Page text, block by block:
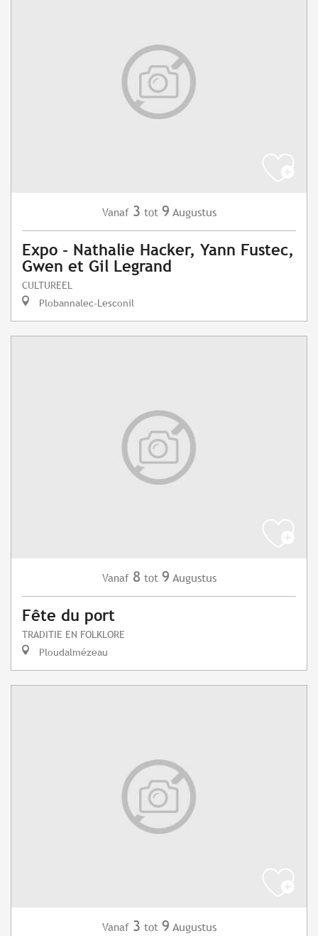
Vanaf 3 tot 9 Augustus
Expo - Nathalie Hacker, Yann Fustec,
Gwen et Gil Legrand
CULTUREEL
Plobannalec-Lesconil
Vanaf 8 tot 9 Augustus
Fête du port
TRADITIE EN FOLKLORE
Ploudalmézeau
Vanaf 3 tot 9 Augustus